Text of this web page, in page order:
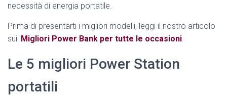
necessità di energia portatile.
Prima di presentarti i migliori modelli, leggi il nostro articolo
sui: Migliori Power Bank per tutte le occasioni.
Le 5 migliori Power Station
portatili